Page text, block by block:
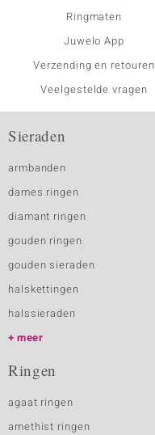
Ringmaten
Juwelo App
Verzending en retouren
Veelgestelde vragen
Sieraden
armbanden
dames ringen
diamant ringen
gouden ringen
gouden sieraden
halskettingen
halssieraden
meer
Ringen
agaat ringen
amethist ringen